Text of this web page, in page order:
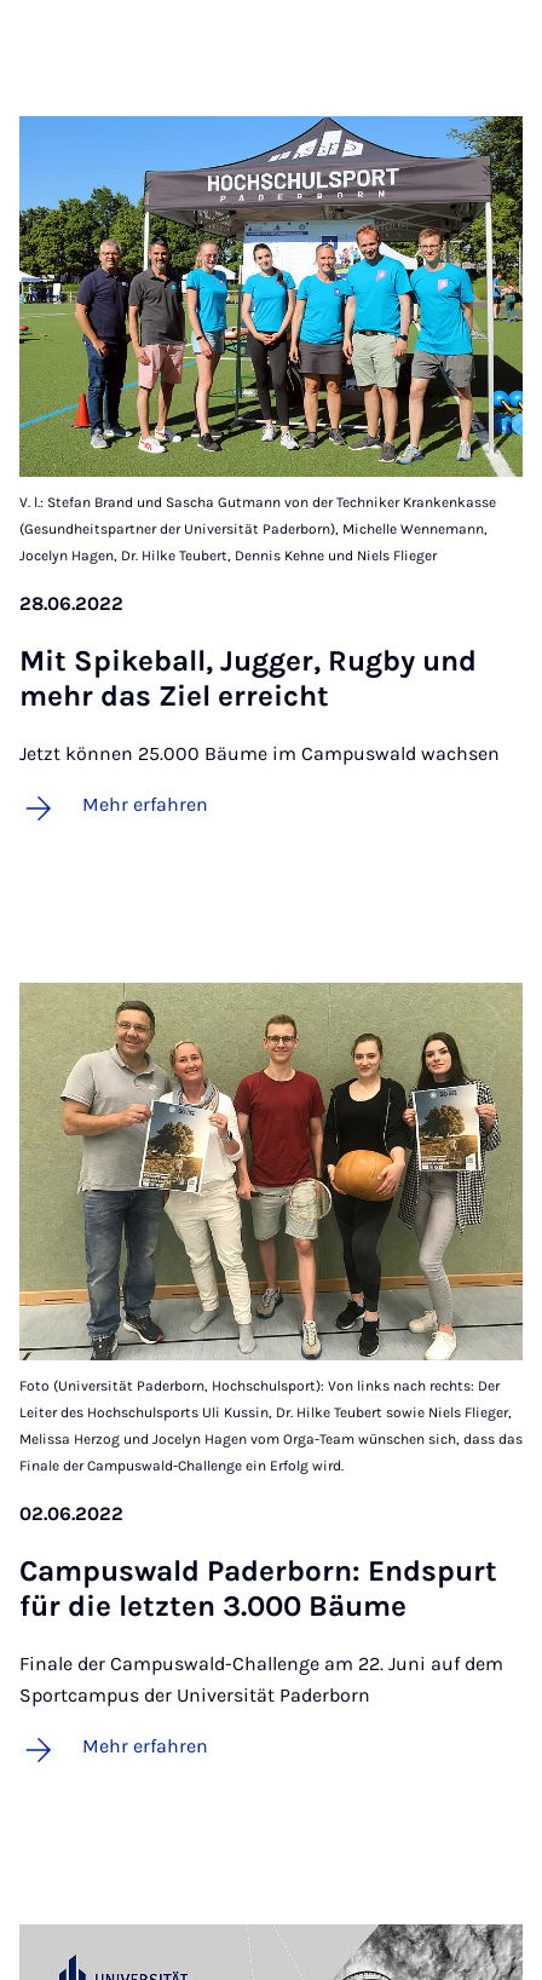
V. l.: Stefan Brand und Sascha Gutmann von der Techniker Krankenkasse
(Gesundheitspartner der Universität Paderborn), Michelle Wennemann,
Jocelyn Hagen, Dr. Hilke Teubert, Dennis Kehne und Niels Flieger
28.06.2022
Mit Spike­ball, Jug­ger, Rug­by und
mehr das Ziel er­reicht
Jetzt können 25.000 Bäume im Campuswald wachsen
Mehr erfahren
Foto (Universität Paderborn, Hochschulsport): Von links nach rechts: Der
Leiter des Hochschulsports Uli Kussin, Dr. Hilke Teubert sowie Niels Flieger,
Melissa Herzog und Jocelyn Hagen vom Orga-Team wünschen sich, dass das
Finale der Campuswald-Challenge ein Erfolg wird.
02.06.2022
Cam­pus­wald Pa­der­born: End­spurt
für die letz­ten 3.000 Bäu­me
Finale der Campuswald-Challenge am 22. Juni auf dem
Sportcampus der Universität Paderborn
Mehr erfahren